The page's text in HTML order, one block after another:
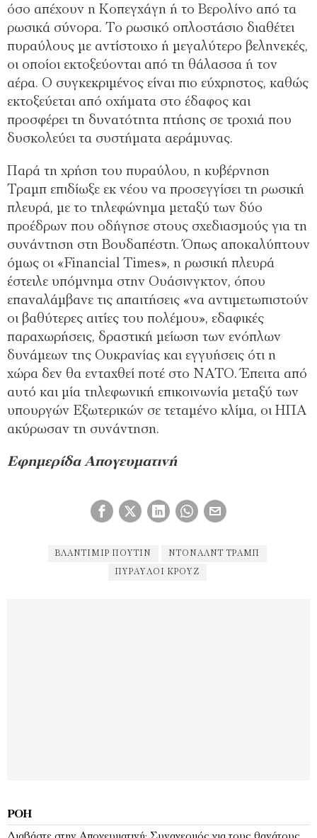
όσο απέχουν η Κοπεγχάγη ή το Βερολίνο από τα
ρωσικά σύνορα. Το ρωσικό οπλοστάσιο διαθέτει
πυραύλους με αντίστοιχο ή μεγαλύτερο βεληνεκές,
οι οποίοι εκτοξεύονται από τη θάλασσα ή τον
αέρα. Ο συγκεκριμένος είναι πιο εύχρηστος, καθώς
εκτοξεύεται από οχήματα στο έδαφος και
προσφέρει τη δυνατότητα πτήσης σε τροχιά που
δυσκολεύει τα συστήματα αεράμυνας.
Παρά τη χρήση του πυραύλου, η κυβέρνηση
Τραμπ επιδίωξε εκ νέου να προσεγγίσει τη ρωσική
πλευρά, με το τηλεφώνημα μεταξύ των δύο
προέδρων που οδήγησε στους σχεδιασμούς για τη
συνάντηση στη Βουδαπέστη. Όπως αποκαλύπτουν
όμως οι «Financial Times», η ρωσική πλευρά
έστειλε υπόμνημα στην Ουάσινγκτον, όπου
επαναλάμβανε τις απαιτήσεις «να αντιμετωπιστούν
οι βαθύτερες αιτίες του πολέμου», εδαφικές
παραχωρήσεις, δραστική μείωση των ενόπλων
δυνάμεων της Ουκρανίας και εγγυήσεις ότι η
χώρα δεν θα ενταχθεί ποτέ στο ΝΑΤΟ. Έπειτα από
αυτό και μία τηλεφωνική επικοινωνία μεταξύ των
υπουργών Εξωτερικών σε τεταμένο κλίμα, οι ΗΠΑ
ακύρωσαν τη συνάντηση.
Εφημερίδα Απογευματινή
ΒΛΑΝΤΙΜΙΡ ΠΟΥΤΙΝ ΝΤΌΝΑΛΝΤ ΤΡΑΜΠ
ΠΥΡΑΥΛΟΙ ΚΡΟΥΖ
ΡΟΉ